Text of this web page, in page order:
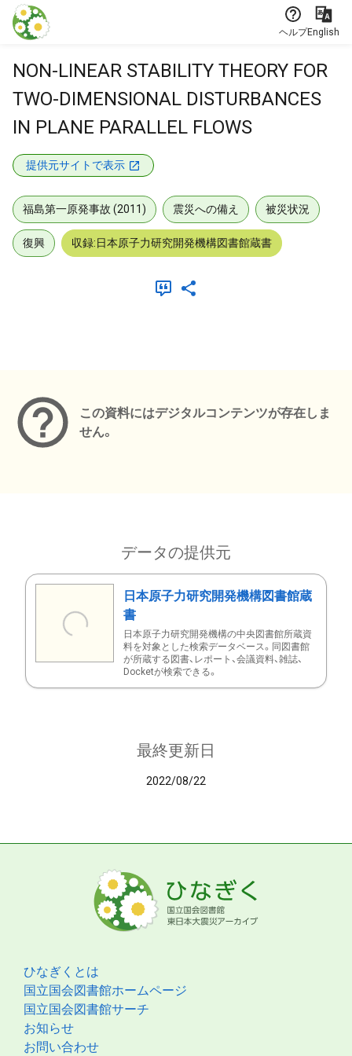
本文に飛ぶ
ヘルプEnglish
NON-LINEAR STABILITY THEORY FOR
TWO-DIMENSIONAL DISTURBANCES
IN PLANE PARALLEL FLOWS
提供元サイトで表示
福島第一原発事故 (2011) 震災への備え 被災状況
復興 収録:日本原子力研究開発機構図書館蔵書
この資料にはデジタルコンテンツが存在しま
せん。
データの提供元
日本原子力研究開発機構図書館蔵
書
日本原子力研究開発機構の中央図書館所蔵資
料を対象とした検索データベース。同図書館
が所蔵する図書、レポート、会議資料、雑誌、
Docketが検索できる。
最終更新日
2022/08/22
ひなぎくとは
国立国会図書館ホームページ
国立国会図書館サーチ
お知らせ
お問い合わせ